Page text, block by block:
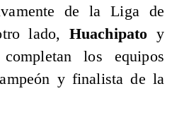
de la Liga de
lado, Huachipato y
los equipos
y finalista de la